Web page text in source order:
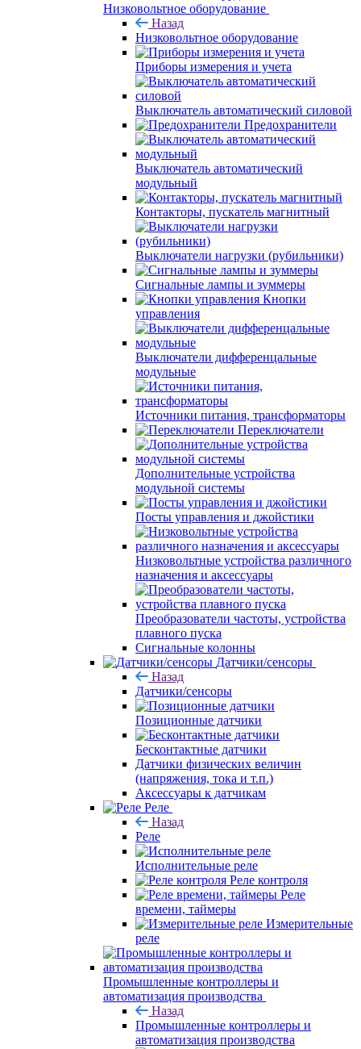
Низковольтное оборудование
Назад
Низковольтное оборудование
Приборы измерения и учета
Выключатель автоматический силовой
Предохранители
Выключатель автоматический
модульный
Контакторы, пускатель магнитный
Выключатели нагрузки (рубильники)
Сигнальные лампы и зуммеры
Кнопки
управления
Выключатели дифференцальные
модульные
Источники питания, трансформаторы
Переключатели
Дополнительные устройства
модульной системы
Посты управления и джойстики
Низковольтные устройства различного
назначения и аксессуары
Преобразователи частоты, устройства
плавного пуска
Сигнальные колонны
Датчики/сенсоры
Назад
Датчики/сенсоры
Позиционные датчики
Бесконтактные датчики
Датчики физических величин
(напряжения, тока и т.п.)
Аксессуары к датчикам
Реле
Назад
Реле
Исполнительные реле
Реле контроля
Реле
времени, таймеры
Измерительные
реле
Промышленные контроллеры и
автоматизация производства
Назад
Промышленные контроллеры и
автоматизация производства